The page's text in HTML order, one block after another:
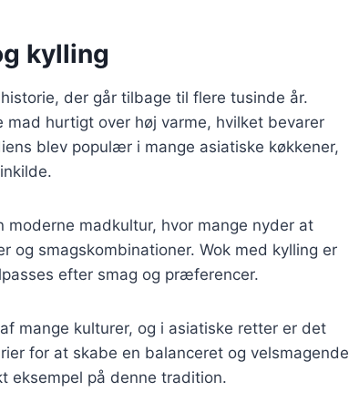
kylling
der går tilbage til flere tusinde år.
mad hurtigt over høj varme, hvilket bevarer
blev populær i mange asiatiske køkkener,
madkultur, hvor mange nyder at
og smagskombinationer. Wok med kylling er
efter smag og præferencer.
mange kulturer, og i asiatiske retter er det
for at skabe en balanceret og velsmagende
eksempel på denne tradition.